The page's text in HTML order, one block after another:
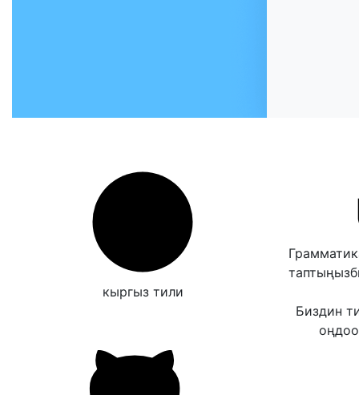
кыргыз тили
Биздин